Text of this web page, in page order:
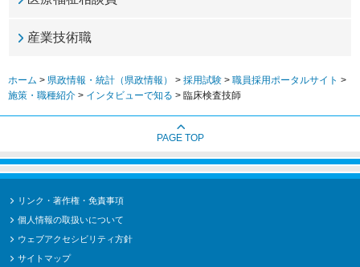
産業技術職
ホーム > 県政情報・統計（県政情報） > 採用試験 > 職員採用ポータルサイト >
施策・職種紹介 > インタビューで知る > 臨床検査技師
PAGE TOP
リンク・著作権・免責事項
個人情報の取扱いについて
ウェブアクセシビリティ方針
サイトマップ